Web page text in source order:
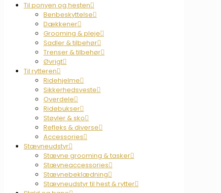
Til ponyen og hesten
Benbeskyttelse
Dækkener
Grooming & pleje
Sadler & tilbehør
Trenser & tilbehør
Øvrigt
Til rytteren
Ridehjelme
Sikkerhedsveste
Overdele
Ridebukser
Støvler & sko
Refleks & diverse
Accessories
Stævneudstyr
Stævne grooming & tasker
Stævneaccessories
Stævnebeklædning
Stævneudstyr til hest & rytter